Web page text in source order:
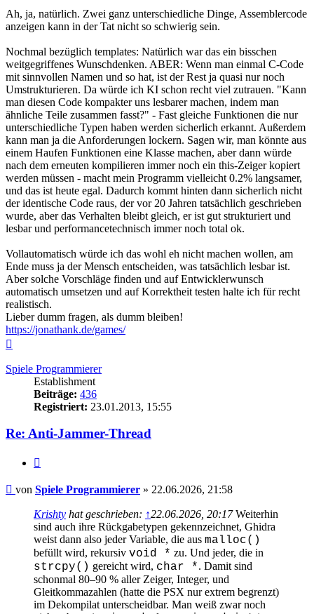
Ah, ja, natürlich. Zwei ganz unterschiedliche Dinge, Assemblercode
anzeigen kann in der Tat nicht so schwierig sein.
Nochmal bezüglich templates: Natürlich war das ein bisschen
weitgegriffenes Wunschdenken. ABER: Wenn man einmal C-Code
mit sinnvollen Namen und so hat, ist der Rest ja quasi nur noch
Umstrukturieren. Da würde ich KI schon recht viel zutrauen. "Kann
man diesen Code kompakter uns lesbarer machen, indem man
ähnliche Teile zusammen fasst?" - Fast gleiche Funktionen die nur
unterschiedliche Typen haben werden sicherlich erkannt. Außerdem
kann man ja die Anforderungen lockern. Sagen wir, man könnte aus
einem Haufen Funktionen eine Klasse machen, aber dann würde
nach dem erneuten kompilieren immer noch ein this-Zeiger kopiert
werden müssen - macht mein Programm vielleicht 0.2% langsamer,
und das ist heute egal. Dadurch kommt hinten dann sicherlich nicht
der identische Code raus, der vor 20 Jahren tatsächlich geschrieben
wurde, aber das Verhalten bleibt gleich, er ist gut strukturiert und
lesbar und performancetechnisch immer noch total ok.
Vollautomatisch würde ich das wohl eh nicht machen wollen, am
Ende muss ja der Mensch entscheiden, was tatsächlich lesbar ist.
Aber solche Vorschläge finden und auf Entwicklerwunsch
automatisch umsetzen und auf Korrektheit testen halte ich für recht
realistisch.
Lieber dumm fragen, als dumm bleiben!
https://jonathank.de/games/
Spiele Programmierer
Establishment
Beiträge: 436
Registriert: 23.01.2013, 15:55
Re: Anti-Jammer-Thread
Beitrag
von Spiele Programmierer » 22.06.2026, 21:58
Krishty hat geschrieben: ↑22.06.2026, 20:17Weiterhin
sind auch ihre Rückgabetypen gekennzeichnet, Ghidra
weist dann also jeder Variable, die aus malloc()
befüllt wird, rekursiv void * zu. Und jeder, die in
strcpy() gereicht wird, char *. Damit sind
schonmal 80–90 % aller Zeiger, Integer, und
Gleitkommazahlen (hatte die PSX nur extrem begrenzt)
im Dekompilat unterscheidbar. Man weiß zwar noch